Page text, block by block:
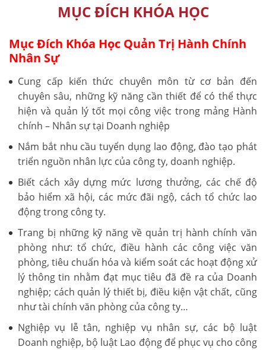
MỤC ĐÍCH KHÓA HỌC
Mục Đích Khóa Học Quản Trị Hành Chính
Nhân Sự
Cung cấp kiến thức chuyên môn từ cơ bản đến
chuyên sâu, những kỹ năng cần thiết để có thể thực
hiện và quản lý tốt mọi công việc trong mảng Hành
chính – Nhân sự tại Doanh nghiệp
Nắm bắt nhu cầu tuyển dụng lao động, đào tạo phát
triển nguồn nhân lực của công ty, doanh nghiệp.
Biết cách xây dựng mức lương thưởng, các chế độ
bảo hiểm xã hội, các mức đãi ngộ, cách tổ chức lao
động trong công ty.
Trang bị những kỹ năng về quản trị hành chính văn
phòng như: tổ chức, điều hành các công việc văn
phòng, tiêu chuẩn hóa và kiểm soát các hoạt động xử
lý thông tin nhằm đạt mục tiêu đã đề ra của Doanh
nghiệp; cách quản lý thiết bị, điều kiện vật chất, cũng
như tài chính văn phòng của công ty…
Nghiệp vụ lễ tân, nghiệp vụ nhân sự, các bộ luật
Doanh nghiệp, bộ luật Lao động để phục vụ cho công